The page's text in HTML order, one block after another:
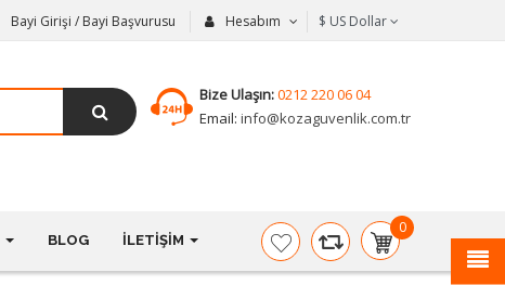
Bayi Girişi / Bayi Başvurusu Hesabım $ US Dollar
Bize Ulaşın:0212 220 06 04
Email: info@kozaguvenlik.com.tr
BLOG İLETIŞIM
0
item(s)
-